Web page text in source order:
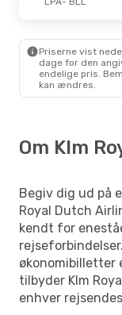
Priserne vist
dage for den
endelige pris.
kan ændres.
Om Klm
Begiv dig ud på
Royal Dutch
kendt for
økonomibilletter
tilbyder Klm
enhver